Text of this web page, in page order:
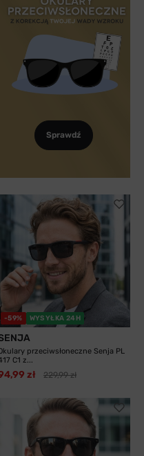
Sprawdź
-59% WYSYŁKA 24H
przeciwsłoneczne Senja PL
C1 z...
zł 229,99 zł